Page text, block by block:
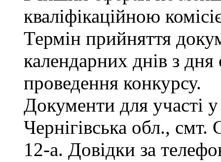
кваліфікаційною
Термін прийняття
календарних днів з
проведення конкурсу.
Документи для участі
Чернігівська обл.,
12-а. Довідки за